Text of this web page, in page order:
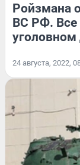
Ройзмана
ВС РФ. Все
уголовном
24 августа, 2022,